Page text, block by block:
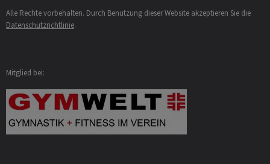
Alle Rechte vorbehalten. Durch Benutzung dieser Website akzeptieren Sie die
Datenschutzrichtlinie.
Mitglied bei: